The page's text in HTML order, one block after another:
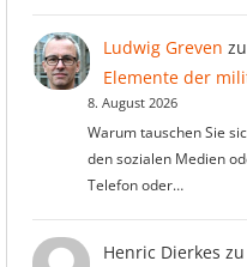
Ludwig Greven zu
Elemente der
8. August 2026
Warum tauschen Sie
den sozialen Medien
Telefon oder…
Henric Dierkes zu